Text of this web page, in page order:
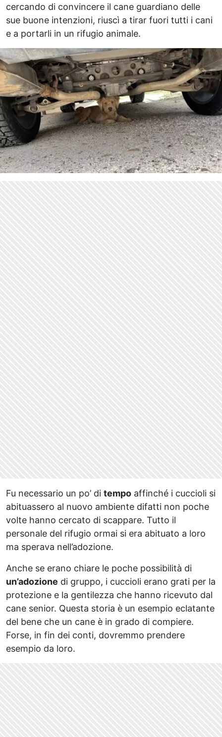
cercando di convincere il cane guardiano delle
sue buone intenzioni, riuscì a tirar fuori tutti i cani
e a portarli in un rifugio animale.
Fu necessario un po’ di tempo affinché i cuccioli si
abituassero al nuovo ambiente difatti non poche
volte hanno cercato di scappare. Tutto il
personale del rifugio ormai si era abituato a loro
ma sperava nell’adozione.
Anche se erano chiare le poche possibilità di
un’adozione di gruppo, i cuccioli erano grati per la
protezione e la gentilezza che hanno ricevuto dal
cane senior. Questa storia è un esempio eclatante
del bene che un cane è in grado di compiere.
Forse, in fin dei conti, dovremmo prendere
esempio da loro.